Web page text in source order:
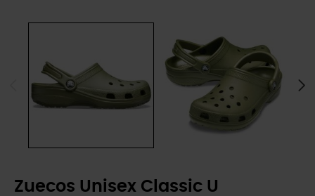
Zuecos Unisex Classic U